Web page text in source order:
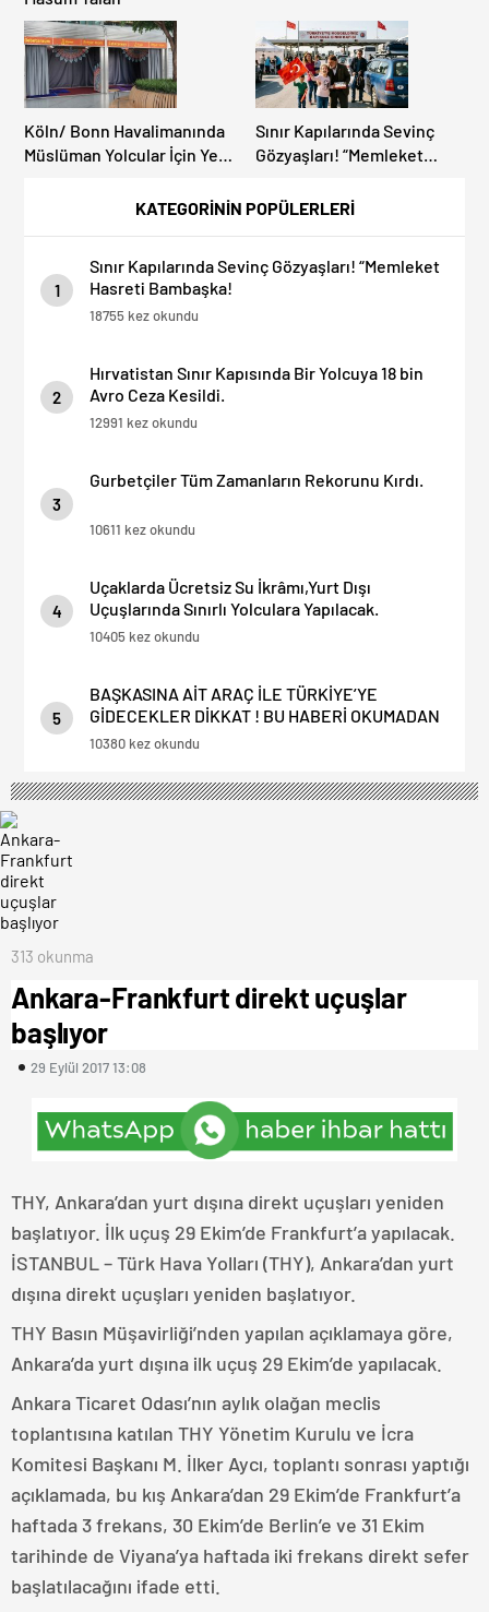
KATEGORİNİN POPÜLERLERİ
1
Sınır Kapılarında Sevinç Gözyaşları! “Memleket
Hasreti Bambaşka!
18755 kez okundu
2
Hırvatistan Sınır Kapısında Bir Yolcuya 18 bin
Avro Ceza Kesildi.
12991 kez okundu
3
Gurbetçiler Tüm Zamanların Rekorunu Kırdı.
10611 kez okundu
4
Uçaklarda Ücretsiz Su İkrâmı,Yurt Dışı
Uçuşlarında Sınırlı Yolculara Yapılacak.
10405 kez okundu
5
BAŞKASINA AİT ARAÇ İLE TÜRKİYE’YE
GİDECEKLER DİKKAT ! BU HABERİ OKUMADAN
YOLA ÇIKMAYIN.
10380 kez okundu
Köln/ Bonn Havalimanında
Müslüman Yolcular İçin Yeni
Sınır Kapılarında Sevinç
Gözyaşları! “Memleket
313 okunma
Ankara-Frankfurt direkt uçuşlar
başlıyor
29 Eylül 2017 13:08
THY, Ankara’dan yurt dışına direkt uçuşları yeniden
başlatıyor. İlk uçuş 29 Ekim’de Frankfurt’a yapılacak.
İSTANBUL – Türk Hava Yolları (THY), Ankara’dan yurt
dışına direkt uçuşları yeniden başlatıyor.
THY Basın Müşavirliği’nden yapılan açıklamaya göre,
Ankara’da yurt dışına ilk uçuş 29 Ekim’de yapılacak.
Ankara Ticaret Odası’nın aylık olağan meclis
toplantısına katılan THY Yönetim Kurulu ve İcra
Komitesi Başkanı M. İlker Aycı, toplantı sonrası yaptığı
açıklamada, bu kış Ankara’dan 29 Ekim’de Frankfurt’a
haftada 3 frekans, 30 Ekim’de Berlin’e ve 31 Ekim
tarihinde de Viyana’ya haftada iki frekans direkt sefer
başlatılacağını ifade etti.